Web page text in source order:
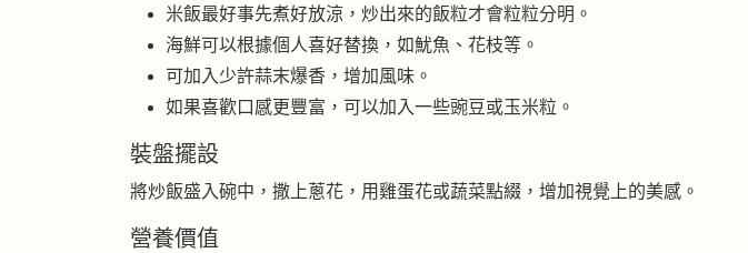
米飯最好事先煮好放涼，炒出來的飯粒才會粒粒分明。
海鮮可以根據個人喜好替換，如魷魚、花枝等。
可加入少許蒜末爆香，增加風味。
如果喜歡口感更豐富，可以加入一些豌豆或玉米粒。
裝盤擺設
將炒飯盛入碗中，撒上蔥花，用雞蛋花或蔬菜點綴，增加視覺上的美感。
營養價值